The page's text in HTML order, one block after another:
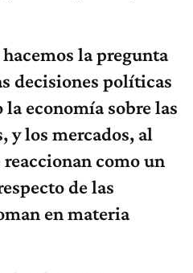
la pregunta
decisiones políticas
la economía sobre las
y los mercados, al
como un
de las
en materia